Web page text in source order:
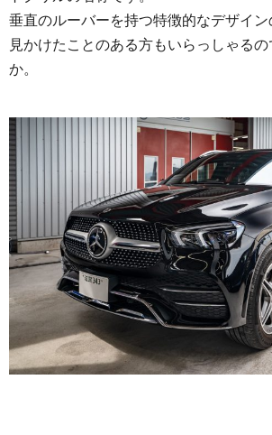
垂直のルーバーを持つ特徴的なデザイ
見かけたことのある方もいらっしゃるの
か。